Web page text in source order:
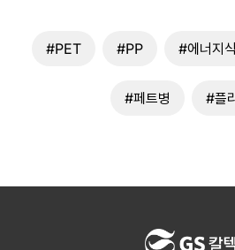
#PET #PP #에너지
#페트병 #플